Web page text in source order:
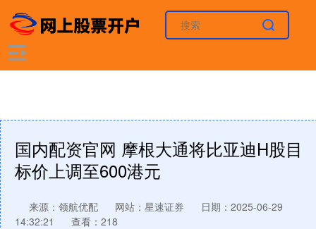
国内配资官网 摩根大通将比亚迪H股目
标价上调至600港元
来源：领航优配 网站：星速证券
日期：2025-06-29
14:32:21
查看：218